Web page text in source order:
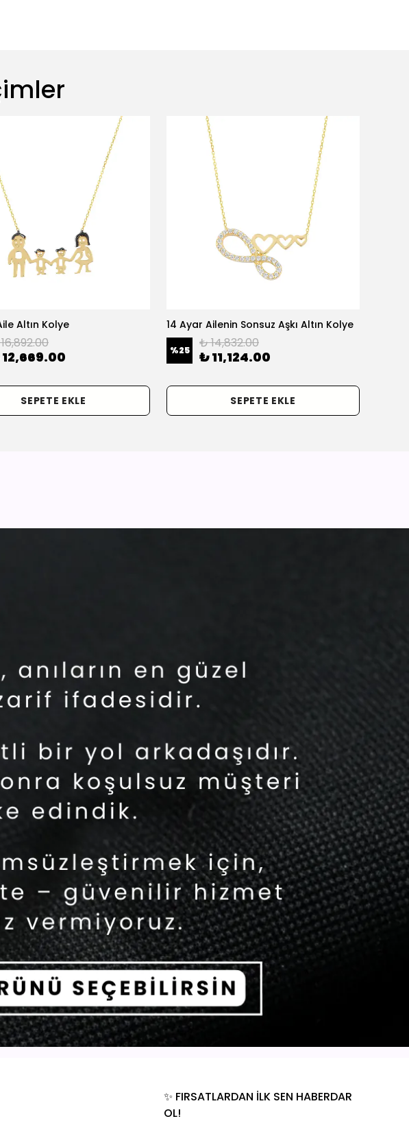
Altın Kolye
SEPETE EKLE
14 Ayar Ailenin Sonsuz Aşkı Altın Kolye
%25 ₺ 14,832.00
₺ 11,124.00
SEPETE EKLE
✨ FIRSATLARDAN İLK SEN HABERDAR
OL!